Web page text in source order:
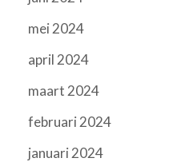
mei 2024
april 2024
maart 2024
februari 2024
januari 2024